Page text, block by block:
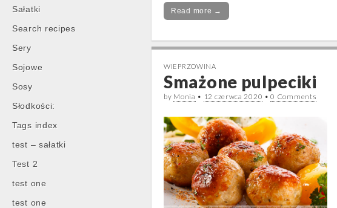
Sałatki
Search recipes
Sery
Sojowe
Sosy
Słodkości:
Tags index
test – sałatki
Test 2
test one
test one
Read more →
WIEPRZOWINA
Smażone pulpeciki
by Monia • 12 czerwca 2020 •0 Comments